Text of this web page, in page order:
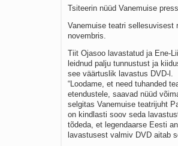
Tsiteerin nüüd Vanemuise
Vanemuise teatri sellesuvisest
novembris.
Tiit Ojasoo lavastatud ja Ene-
leidnud palju tunnustust ja
see väärtuslik lavastus DVD-l.
“Loodame, et need tuhanded
etendustele, saavad nüüd
selgitas Vanemuise teatrijuht
on kindlasti soov seda
tõdeda, et legendaarse Eesti
lavastusest valmiv DVD aitab